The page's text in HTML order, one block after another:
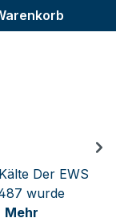
Der EWS
wurde
Mehr